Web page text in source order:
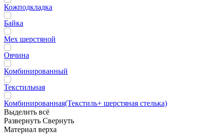
Кожподкладка
Байка
Мех шерстяной
Овчина
Комбинированный
Текстильная
Комбинированная(Текстиль+ шерстяная стелька)
Выделить всё
Развернуть Свернуть
Материал верха